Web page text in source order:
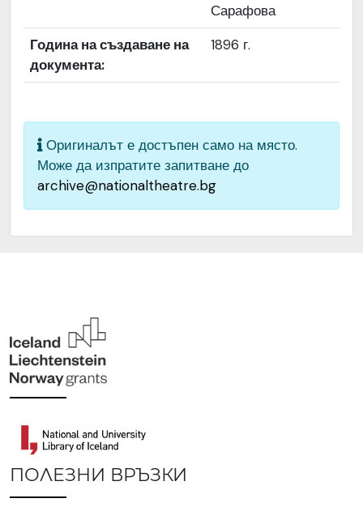
ползване
Да се цитира източник:
„Художествен архив НТ
„Иван Вазов“
Предоставяща
България
Качество на
изображението
Средно
Институция
Народен театър „Иван
Вазов“, гр. София, България
Сарафова
Година на създаване на
документа:
1896 г.
Оригиналът е достъпен само на място.
Може да изпратите запитване до
archive@nationaltheatre.bg
ПОЛЕЗНИ ВРЪЗКИ